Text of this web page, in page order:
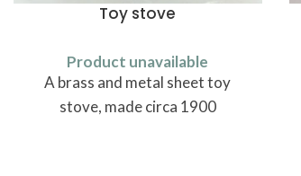
Toy stove
Product unavailable
A brass and metal sheet toy
stove, made circa 1900